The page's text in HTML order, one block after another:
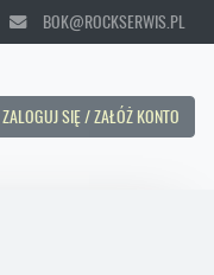
BOK@ROCKSERWIS.PL
ZALOGUJ SIĘ / ZAŁÓŻ KONTO